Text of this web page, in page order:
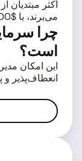
می‌برند، با $500 و بیشتر که عملی‌تر است.
چرا
است؟
این امکان
انعطاف‌پذیر